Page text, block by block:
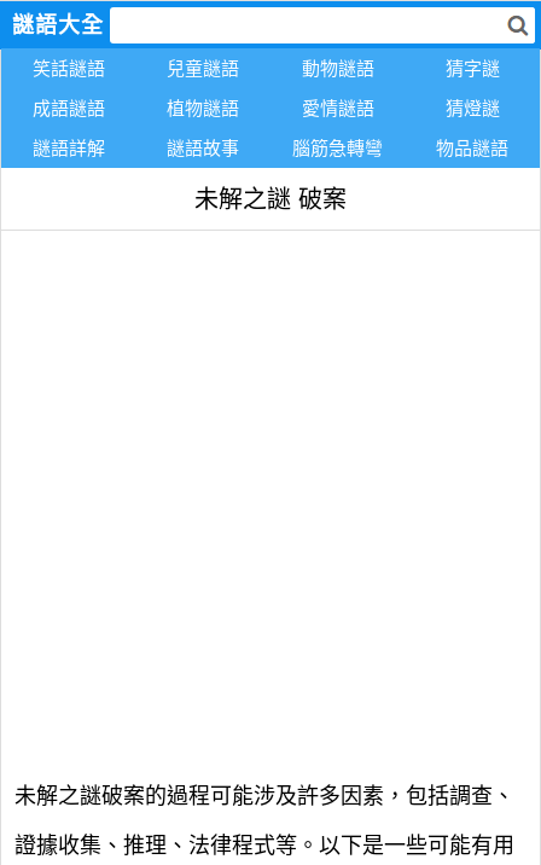
謎語大全
笑話謎語 兒童謎語 動物謎語
猜字謎
成語謎語
植物謎語 愛情謎語
猜燈謎
謎語詳解
謎語故事 腦筋急轉彎 物品謎語
未解之謎 破案
未解之謎破案的過程可能涉及許多因素，包括調查、
證據收集、推理、法律程式等。以下是一些可能有用